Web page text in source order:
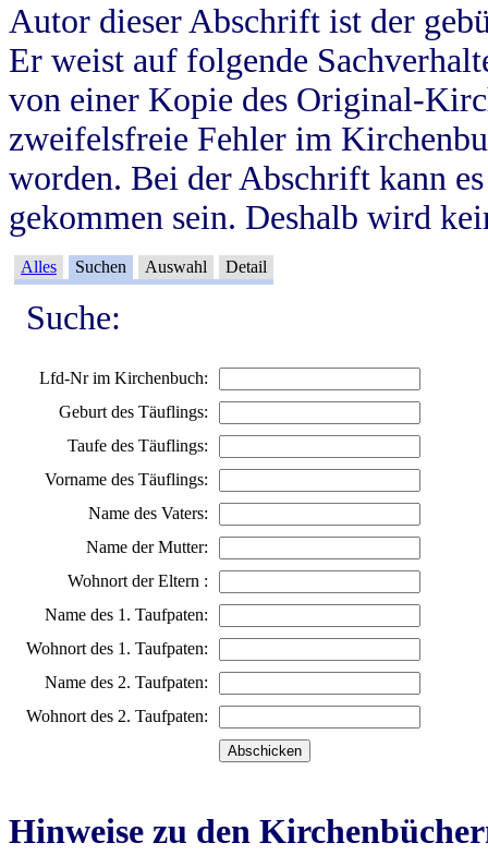
Autor dieser Abschrift ist der
Er weist auf folgende
von einer Kopie des Original-
zweifelsfreie Fehler im
worden. Bei der Abschrift kann
gekommen sein. Deshalb wird
Alles Suchen Auswahl Detail
Suche:
Lfd-Nr im Kirchenbuch:
Geburt des Täuflings:
Taufe des Täuflings:
Vorname des Täuflings:
Name des Vaters:
Name der Mutter:
Wohnort der Eltern :
Name des 1. Taufpaten:
Wohnort des 1. Taufpaten:
Name des 2. Taufpaten:
Wohnort des 2. Taufpaten:
Hinweise zu den